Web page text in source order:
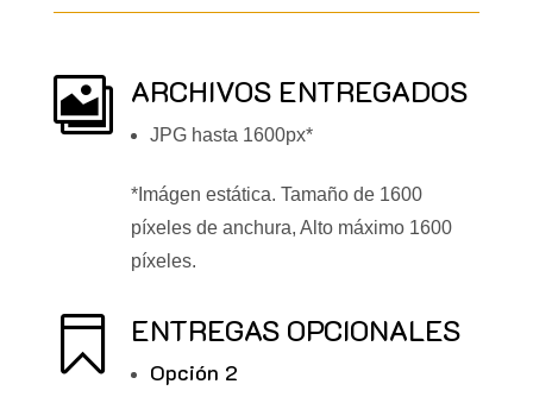
 ARCHIVOS ENTREGADOS
JPG hasta 1600px*
*Imágen estática. Tamaño de 1600
píxeles de anchura, Alto máximo 1600
píxeles.
 ENTREGAS OPCIONALES
Opción 2